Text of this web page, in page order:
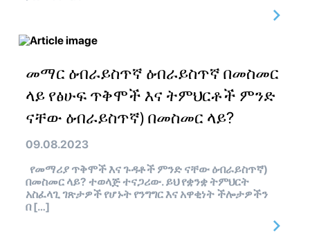
መማር ዕብራይስጥኛ ዕብራይስጥኛ በመስመር
ላይ የፅሁፍ ጥቅሞች እና ትምህርቶች ምንድ
ናቸው ዕብራይስጥኛ) በመስመር ላይ?
09.08.2023
የመማሪያ ጥቅሞች እና ጉዳቶች ምንድ ናቸው ዕብራይስጥኛ)
በመስመር ላይ? ተወላጅ ተናጋሪው. ይህ የቋንቋ ትምህርት
አስፈላጊ ገጽታዎች የሆኑት የንግግር እና አዋቂነት ችሎታዎችን
በ […]